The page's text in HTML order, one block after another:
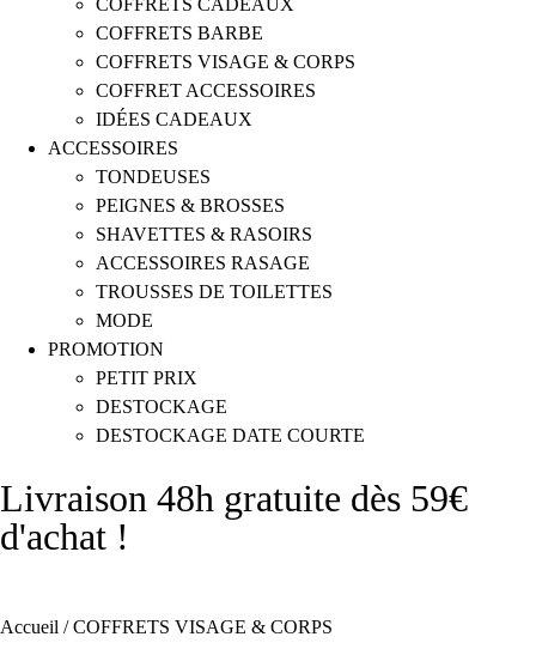
COFFRETS CADEAUX
COFFRETS BARBE
COFFRETS VISAGE & CORPS
COFFRET ACCESSOIRES
IDÉES CADEAUX
ACCESSOIRES
TONDEUSES
PEIGNES & BROSSES
SHAVETTES & RASOIRS
ACCESSOIRES RASAGE
TROUSSES DE TOILETTES
MODE
PROMOTION
PETIT PRIX
DESTOCKAGE
DESTOCKAGE DATE COURTE
Livraison 48h gratuite dès 59€
d'achat !
Accueil / COFFRETS VISAGE & CORPS